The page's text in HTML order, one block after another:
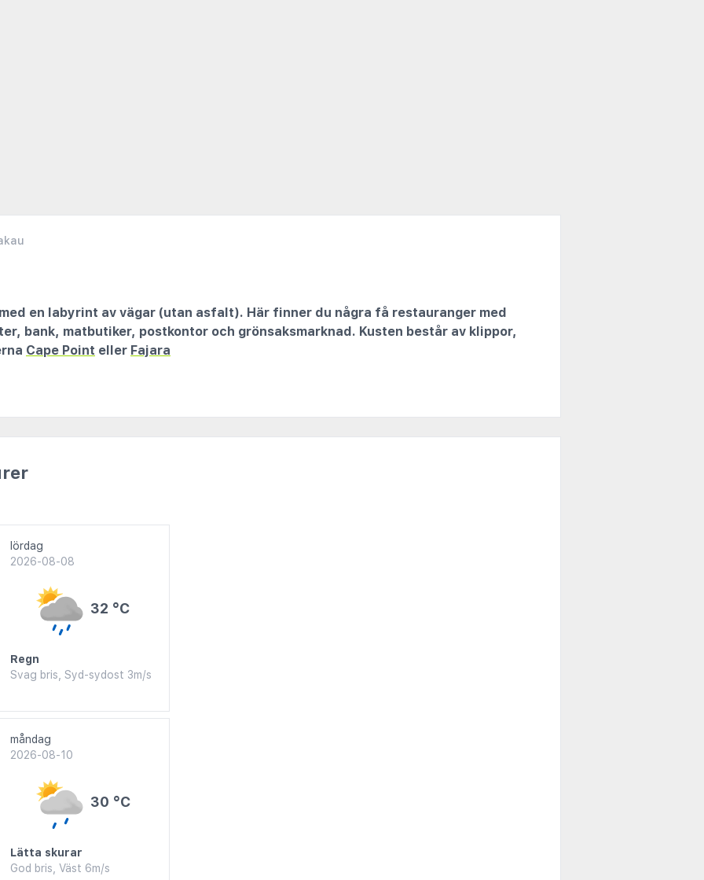
en labyrint av vägar (utan asfalt). Här finner du några få restauranger med
bank, matbutiker, postkontor och grönsaksmarknad. Kusten består av klippor,
Cape Point eller Fajara
lördag
2026-08-08
32 °C
Regn
Svag bris, Syd-sydost 3m/s
måndag
2026-08-10
30 °C
Lätta skurar
God bris, Väst 6m/s